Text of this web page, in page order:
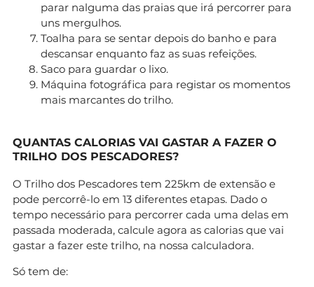
parar nalguma das praias que irá percorrer para
uns mergulhos.
Toalha para se sentar depois do banho e para
descansar enquanto faz as suas refeições.
Saco para guardar o lixo.
Máquina fotográfica para registar os momentos
mais marcantes do trilho.
QUANTAS CALORIAS VAI GASTAR A FAZER O
TRILHO DOS PESCADORES?
O Trilho dos Pescadores tem 225km de extensão e
pode percorrê-lo em 13 diferentes etapas. Dado o
tempo necessário para percorrer cada uma delas em
passada moderada, calcule agora as calorias que vai
gastar a fazer este trilho, na nossa calculadora.
Só tem de: